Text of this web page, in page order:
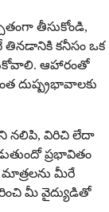
తీసుకోండి,
కనీసం ఒక
ఆహారంతో
దుష్ప్రభావాలకు
నలిపి, విరిచి లేదా
ప్రభావితం
మాత్రలను మీరే
మీ వైద్యుడితో